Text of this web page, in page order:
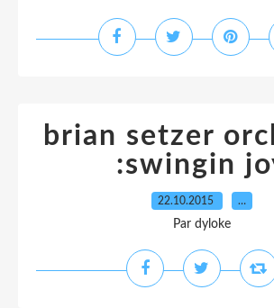
brian setzer
:swingin
22.10.2015 …
Par dyloke